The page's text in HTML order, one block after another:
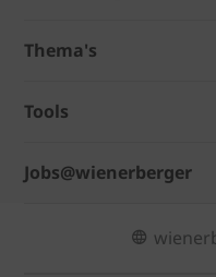
Thema's
Tools
Jobs@wienerberger